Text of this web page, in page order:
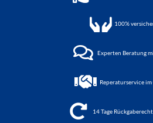
100%
Experten Beratung
Reperaturservice
14 Tage